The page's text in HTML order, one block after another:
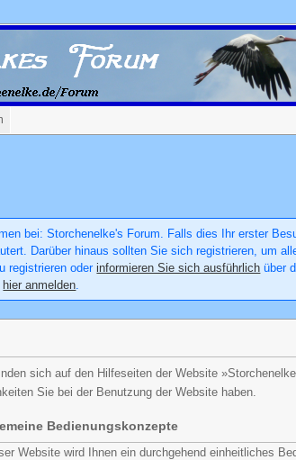
bei: Storchenelke's Forum. Falls dies Ihr erster
Darüber hinaus sollten Sie sich registrieren, um
registrieren oderinformieren Sie sich ausführlich über
hier anmelden.
sich auf den Hilfeseiten der Website
Sie bei der Benutzung der Website haben.
Bedienungskonzepte
Website wird Ihnen ein durchgehend einheitliches